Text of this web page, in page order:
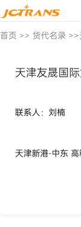
首页 >> 货代名录 >>
天津友晟国
联系人：刘楠
天津新港-中东